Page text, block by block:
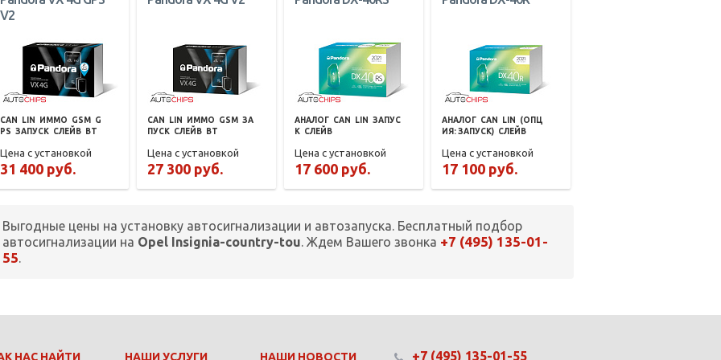
V2
CAN LIN ИММО GSM G
PS ЗАПУСК СЛЕЙВ BT
Цена с установкой
31 400 руб.
CAN LIN ИММО GSM ЗА
ПУСК СЛЕЙВ BT
Цена с установкой
27 300 руб.
АНАЛОГ CAN LIN
ЗАПУС
К СЛЕЙВ
Цена с установкой
17 600 руб.
АНАЛОГ CAN LIN
(ОПЦ
ИЯ: ЗАПУСК) СЛЕЙВ
Цена с установкой
17 100 руб.
Выгодные цены на установку автосигнализации и автозапуска. Бесплатный подбор
автосигнализации на Opel Insignia-country-tou. Ждем Вашего звонка +7 (495) 135-01-
55.
НАС НАЙТИ НАШИ УСЛУГИ НАШИ НОВОСТИ +7 (495) 135-01-55